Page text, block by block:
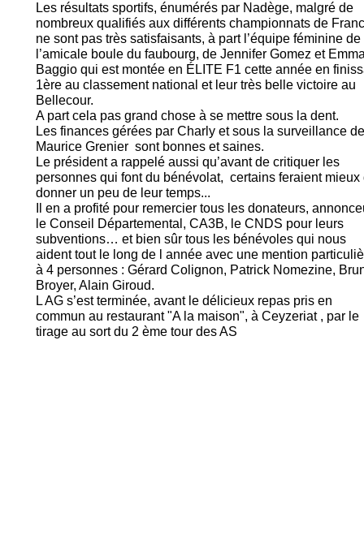
Les résultats sportifs, énumérés par Nadège, malgré de
nombreux qualifiés aux différents championnats de
ne sont pas très satisfaisants, à part l’équipe féminine de
l’amicale boule du faubourg, de Jennifer Gomez et
Baggio qui est montée en ÉLITE F1 cette année en
1ère au classement national et leur très belle victoire au
Bellecour.
A part cela pas grand chose à se mettre sous la dent.
Les finances gérées par Charly et sous la surveillance de
Maurice Grenier sont bonnes et saines.
Le président a rappelé aussi qu’avant de critiquer les
personnes qui font du bénévolat, certains feraient mieux
donner un peu de leur temps...
Il en a profité pour remercier tous les donateurs,
le Conseil Départemental, CA3B, le CNDS pour leurs
subventions… et bien sûr tous les bénévoles qui nous
aident tout le long de l année avec une mention
à 4 personnes : Gérard Colignon, Patrick Nomezine,
Broyer, Alain Giroud.
L AG s’est terminée, avant le délicieux repas pris en
commun au restaurant "A la maison", à Ceyzeriat , par le
tirage au sort du 2 ème tour des AS